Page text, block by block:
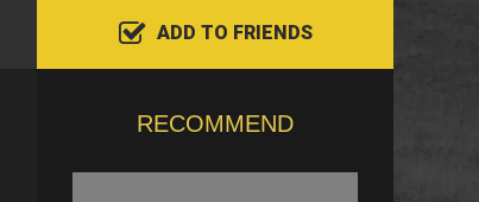
ADD TO FRIENDS
RECOMMEND